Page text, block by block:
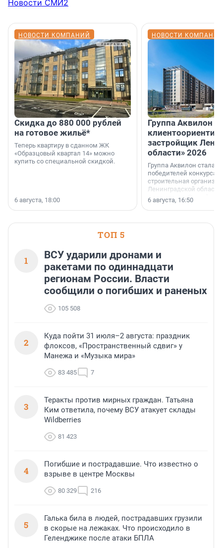
Новости СМИ2
НОВОСТИ КОМПАНИЙ
Скидка до 880 000 рублей
на готовое жильё*
Теперь квартиру в сданном ЖК
«Образцовый квартал 14» можно
купить со специальной скидкой.
6 августа, 18:00
НОВОСТИ
Группа Аквилон
застройщик
области» 2026
Группа Аквилон стала
победителей конкурса
строительная
Ленинградской области
номинации «Самый
застройщик
области».
6 августа, 16:50
ТОП 5
1
ВСУ ударили дронами и
ракетами по одиннадцати
регионам России. Власти
сообщили о погибших и раненых
105 508
2
Куда пойти 31 июля–2 августа: праздник
флоксов, «Пространственный сдвиг» у
Манежа и «Музыка мира»
83 485 7
3
Теракты против мирных граждан. Татьяна
Ким ответила, почему ВСУ атакует склады
Wildberries
81 423
4
Погибшие и пострадавшие. Что известно о
взрыве в центре Москвы
80 329 216
5
Галька била в людей, пострадавших грузили
в скорые на лежаках. Что происходило в
Геленджике после атаки БПЛА